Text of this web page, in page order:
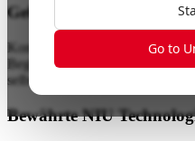
Go to
Gebaut für die Stadt
Kompakt, elektrisch und
Begleiter in der Stadt. Gleite
selbst in engsten Lücken.
Bewährte NIU